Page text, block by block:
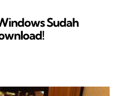
Sudah